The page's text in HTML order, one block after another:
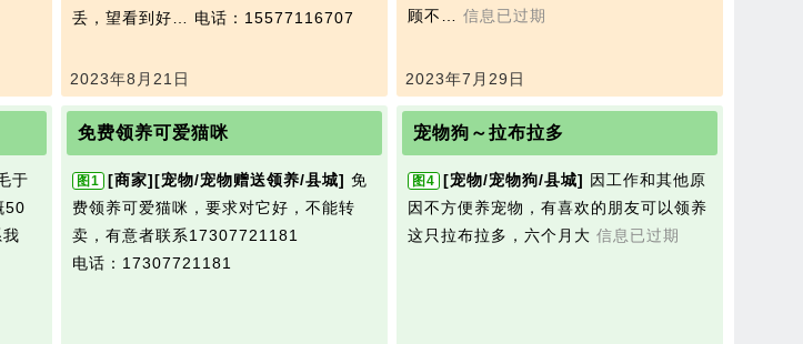
丢，望看到好… 电话：15577116707
2023年8月21日
顾不… 信息已过期
2023年7月29日
于
50
免费领养可爱猫咪
图1 [商家][宠物/宠物赠送领养/县城] 免
费领养可爱猫咪，要求对它好，不能转
卖，有意者联系17307721181
电话：17307721181
宠物狗～拉布拉多
图4 [宠物/宠物狗/县城] 因工作和其他原
因不方便养宠物，有喜欢的朋友可以领养
这只拉布拉多，六个月大 信息已过期